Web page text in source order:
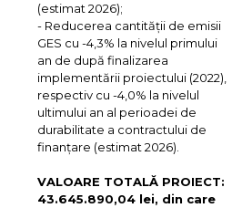
(estimat 2026);
- Reducerea cantității de emisii
GES cu -4,3% la nivelul primului
an de după finalizarea
implementării proiectului (2022),
respectiv cu -4,0% la nivelul
ultimului an al perioadei de
durabilitate a contractului de
finanțare (estimat 2026).
VALOARE TOTALĂ PROIECT:
43.645.890,04 lei, din care